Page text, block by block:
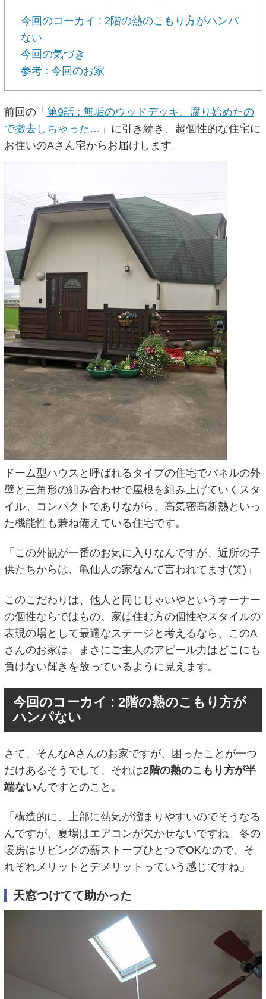
今回のコーカイ : 2階の熱のこもり方がハンパ
ない
今回の気づき
参考 : 今回のお家
前回の「 第9話 : 無垢のウッドデッキ、腐り始めたの
で撤去しちゃった… 」に引き続き、超個性的な住宅に
お住いのAさん宅からお届けします。
ドーム型ハウスと呼ばれるタイプの住宅でパネルの外
壁と三角形の組み合わせで屋根を組み上げていくスタ
イル。コンパクトでありながら、高気密高断熱といっ
た機能性も兼ね備えている住宅です。
「この外観が一番のお気に入りなんですが、近所の子
供たちからは、亀仙人の家なんて言われてます(笑)」
このこだわりは、他人と同じじゃいやというオーナー
の個性ならではもの。家は住む方の個性やスタイルの
表現の場として最適なステージと考えるなら、このA
さんのお家は、まさにご主人のアピール力はどこにも
負けない輝きを放っているように見えます。
今回のコーカイ : 2階の熱のこもり方が
ハンパない
さて、そんなAさんのお家ですが、困ったことが一つ
だけあるそうでして、それは2階の熱のこもり方が半
端ないんですとのこと。
「構造的に、上部に熱気が溜まりやすいのでそうなる
んですが、夏場はエアコンが欠かせないですね。冬の
暖房はリビングの薪ストーブひとつでOKなので、そ
れぞれメリットとデメリットっていう感じですね」
天窓つけてて助かった